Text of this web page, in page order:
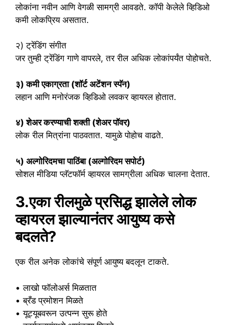
लोकांना नवीन आणि वेगळी सामग्री आवडते. कॉपी केलेले व्हिडिओ
कमी लोकप्रिय असतात.
२) ट्रेंडिंग संगीत
जर तुम्ही ट्रेंडिंग गाणे वापरले, तर रील अधिक लोकांपर्यंत पोहोचते.
३) कमी एकाग्रता (शॉर्ट अटेंशन स्पॅन)
लहान आणि मनोरंजक व्हिडिओ लवकर व्हायरल होतात.
४) शेअर करण्याची शक्ती (शेअर पॉवर)
लोक रील मित्रांना पाठवतात. यामुळे पोहोच वाढते.
५) अल्गोरिदमचा पाठिंबा (अल्गोरिदम सपोर्ट)
सोशल मीडिया प्लॅटफॉर्म व्हायरल सामग्रीला अधिक चालना देतात.
3.एका रीलमुळे प्रसिद्ध झालेले लोक
व्हायरल झाल्यानंतर आयुष्य कसे
बदलते?
एक रील अनेक लोकांचे संपूर्ण आयुष्य बदलून टाकते.
• लाखो फॉलोअर्स मिळतात
• ब्रँड प्रमोशन मिळते
• यूट्यूबवरून उत्पन्न सुरू होते